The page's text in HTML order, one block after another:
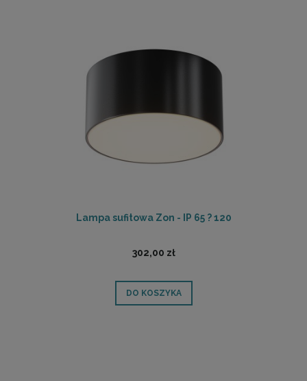
Lampa sufitowa Zon - IP 65 ? 120
302,00 zł
DO KOSZYKA